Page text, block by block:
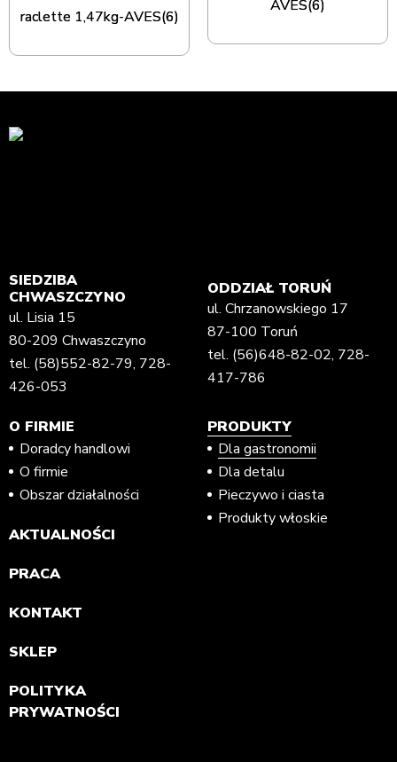
raclette 1,47kg-AVES(6)
AVES(6)
SIEDZIBA
CHWASZCZYNO
ul. Lisia 15
80-209 Chwaszczyno
tel. (58)552-82-79, 728-
426-053
ODDZIAŁ TORUŃ
ul. Chrzanowskiego 17
87-100 Toruń
tel. (56)648-82-02, 728-
417-786
O FIRMIE
Doradcy handlowi
O firmie
Obszar działalności
AKTUALNOŚCI
PRACA
KONTAKT
SKLEP
POLITYKA
PRYWATNOŚCI
PRODUKTY
Dla gastronomii
Dla detalu
Pieczywo i ciasta
Produkty włoskie